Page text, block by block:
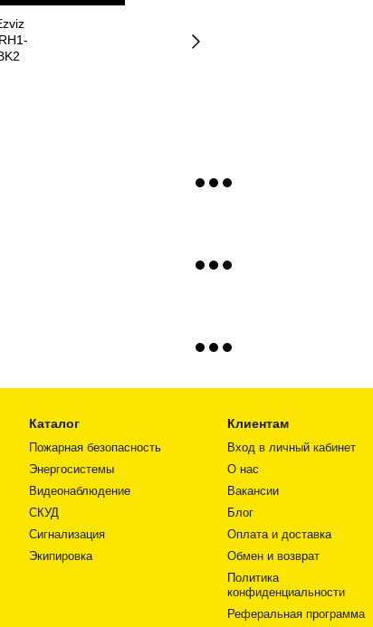
Каталог
Пожарная безопасность
Энергосистемы
Видеонаблюдение
СКУД
Сигнализация
Экипировка
Клиентам
Вход в личный кабинет
О нас
Вакансии
Блог
Оплата и доставка
Обмен и возврат
Политика
конфиденциальности
Реферальная программа